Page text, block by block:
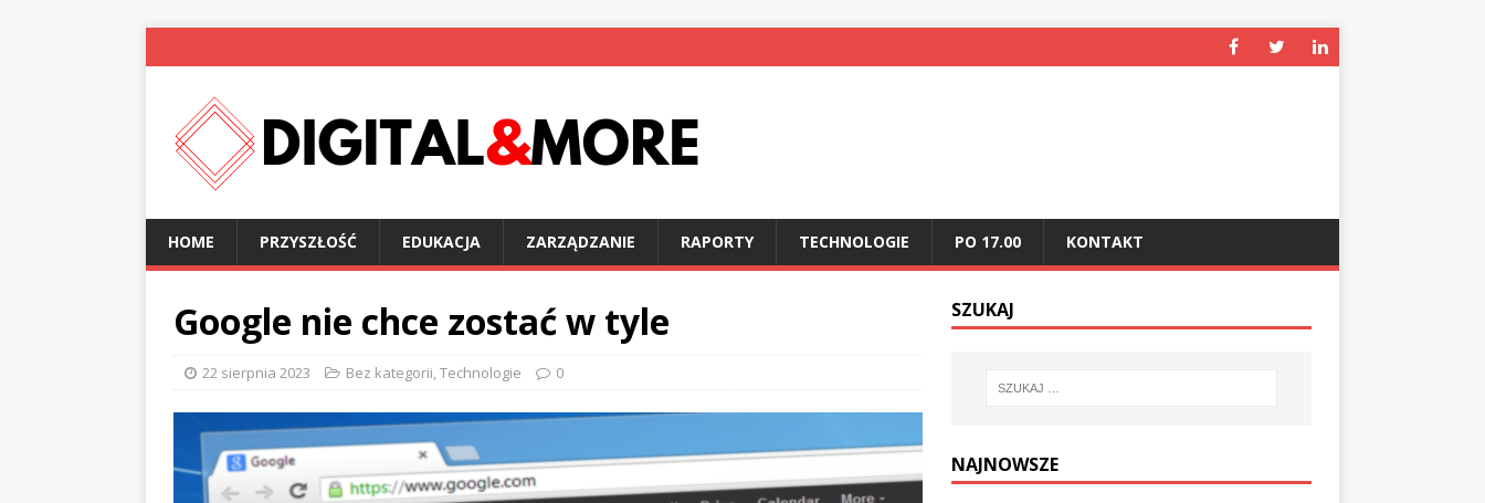
HOME PRZYSZŁOŚĆ EDUKACJA ZARZĄDZANIE RAPORTY TECHNOLOGIE PO 17.00 KONTAKT
Google nie chce zostać w tyle
22 sierpnia 2023 Bez kategorii,Technologie 0
SZUKAJ
NAJNOWSZE